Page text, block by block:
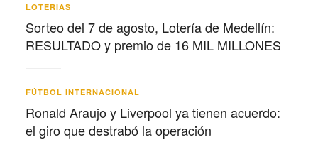
LOTERIAS
Sorteo del 7 de agosto, Lotería de Medellín:
RESULTADO y premio de 16 MIL MILLONES
FÚTBOL INTERNACIONAL
Ronald Araujo y Liverpool ya tienen acuerdo:
el giro que destrabó la operación